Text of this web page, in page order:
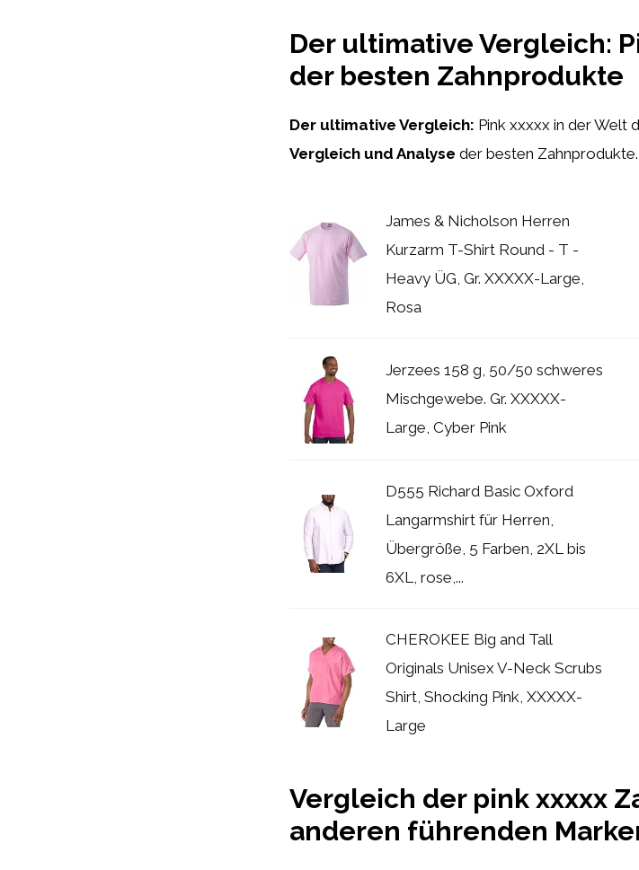
Der ultimative Vergleich:
der besten Zahnprodukte
Der ultimative Vergleich: Pink xxxxx in der Welt
Vergleich und Analyse der besten Zahnprodukte.
James & Nicholson Herren
Kurzarm T-Shirt Round - T -
Heavy ÜG, Gr. XXXXX-Large,
Rosa
Jerzees 158 g, 50/50 schweres
Mischgewebe. Gr. XXXXX-
Large, Cyber Pink
D555 Richard Basic Oxford
Langarmshirt für Herren,
Übergröße, 5 Farben, 2XL bis
6XL, rose,...
CHEROKEE Big and Tall
Originals Unisex V-Neck Scrubs
Shirt, Shocking Pink, XXXXX-
Large
Vergleich der pink xxxxx
anderen führenden